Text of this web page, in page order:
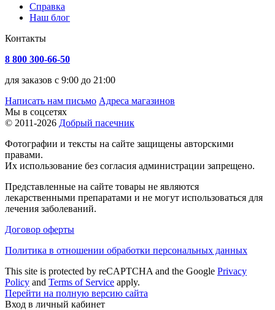
Справка
Наш блог
Контакты
8 800 300-66-50
для заказов с 9:00 до 21:00
Написать нам письмо Адреса магазинов
Мы в соцсетях
© 2011-2026 Добрый пасечник
Фотографии и тексты на сайте защищены авторскими
правами.
Их использование без согласия администрации запрещено.
Представленные на сайте товары не являются
лекарственными препаратами и не могут использоваться для
лечения заболеваний.
Договор оферты
Политика в отношении обработки персональных данных
This site is protected by reCAPTCHA and the Google Privacy
Policy and Terms of Service apply.
Перейти на полную версию сайта
Вход в личный кабинет